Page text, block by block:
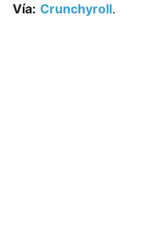
Vía: Crunchyroll.